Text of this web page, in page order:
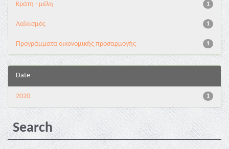
1
Κράτη - μέλη
1
Λαϊκισμός
1
Προγράμματα οικονομικής προσαρμογής
Date
1
2020
Search